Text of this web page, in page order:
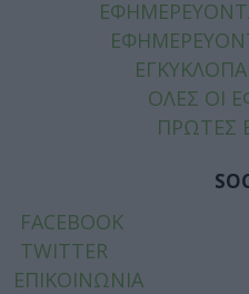
ΟΛΕΣ ΟΙ
ΠΡΩΤΕΣ
FACEBOOK
TWITTER
ΕΠΙΚΟΙΝΩΝΙΑ